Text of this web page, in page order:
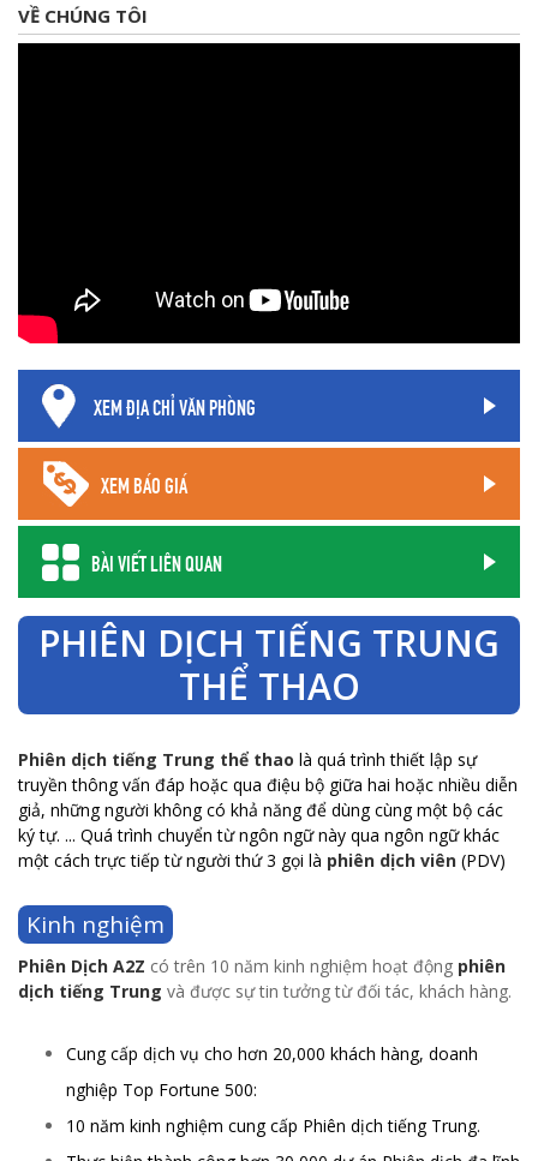
VỀ CHÚNG TÔI
XEM ĐỊA CHỈ VĂN PHÒNG
XEM BÁO GIÁ
BÀI VIẾT LIÊN QUAN
PHIÊN DỊCH TIẾNG TRUNG
THỂ THAO
Phiên dịch tiếng Trung thể thao là quá trình thiết lập sự
truyền thông vấn đáp hoặc qua điệu bộ giữa hai hoặc nhiều diễn
giả, những người không có khả năng để dùng cùng một bộ các
ký tự. ... Quá trình chuyển từ ngôn ngữ này qua ngôn ngữ khác
một cách trực tiếp từ người thứ 3 gọi là phiên dịch viên (PDV)
Kinh nghiệm
Phiên Dịch A2Z có trên 10 năm kinh nghiệm hoạt động phiên
dịch tiếng Trung và được sự tin tưởng từ đối tác, khách hàng.
Cung cấp dịch vụ cho hơn 20,000 khách hàng, doanh
nghiệp Top Fortune 500:
10 năm kinh nghiệm cung cấp Phiên dịch tiếng Trung.